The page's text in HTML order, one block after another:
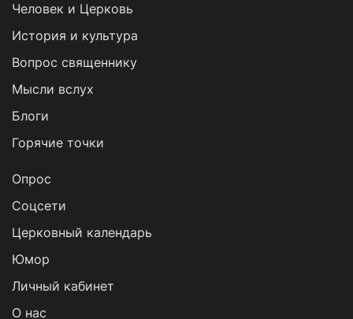
Человек и Церковь
История и культура
Вопрос священнику
Мысли вслух
Блоги
Горячие точки
Опрос
Cоцсети
Церковный календарь
Юмор
Личный кабинет
О нас